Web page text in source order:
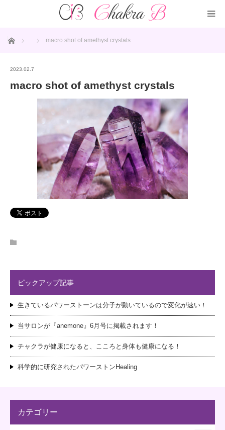
ホーム macro shot of amethyst crystals
2023.02.7
macro shot of amethyst crystals
ピックアップ記事
生きているパワーストーンは分子が動いているので変化が速い！
当サロンが『anemone』6月号に掲載されます！
チャクラが健康になると、こころと身体も健康になる！
科学的に研究されたパワーストンHealing
カテゴリー